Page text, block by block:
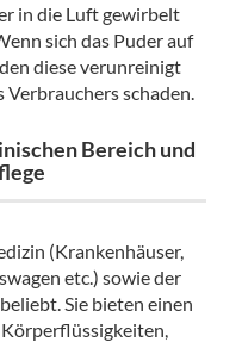
in die Luft gewirbelt
sich das Puder auf
diese verunreinigt
schaden.
Bereich und
(Krankenhäuser,
etc.) sowie der
Sie bieten einen